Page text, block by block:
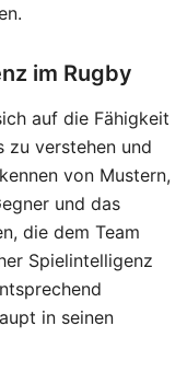
im Rugby
auf die Fähigkeit
zu verstehen und
von Mustern,
und das
die dem Team
Spielintelligenz
in seinen